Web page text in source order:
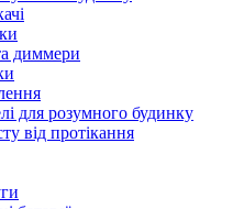
диммери
для розумного будинку
від протікання